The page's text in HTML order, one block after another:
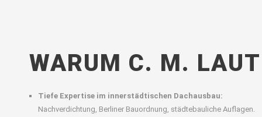
WARUM C. M.
Tiefe Expertise im innerstädtischen Dachausbau:
Nachverdichtung, Berliner Bauordnung, städtebauliche Auflagen.